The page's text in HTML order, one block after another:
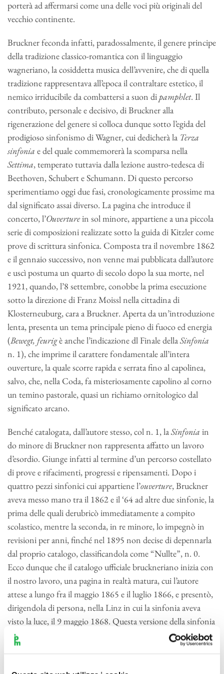
porterà ad affermarsi come una delle voci più originali del
vecchio continente.
Bruckner feconda infatti, paradossalmente, il genere principe
della tradizione classico-romantica con il linguaggio
wagneriano, la cosiddetta musica dell’avvenire, che di quella
tradizione rappresentava all’epoca il contraltare estetico, il
nemico irriducibile da combattersi a suon dipamphlet. Il
contributo, personale e decisivo, di Bruckner alla
rigenerazione del genere si colloca dunque sotto l’egida del
prodigioso sinfonismo di Wagner, cui dedicherà la Terza
sinfonia e del quale commemorerà la scomparsa nella
Settima, temperato tuttavia dalla lezione austro-tedesca di
Beethoven, Schubert e Schumann. Di questo percorso
sperimentiamo oggi due fasi, cronologicamente prossime ma
dal significato assai diverso. La pagina che introduce il
concerto, l’Ouverturein sol minore, appartiene a una piccola
serie di composizioni realizzate sotto la guida di Kitzler come
prove di scrittura sinfonica. Composta tra il novembre 1862
e il gennaio successivo, non venne mai pubblicata dall’autore
e uscì postuma un quarto di secolo dopo la sua morte, nel
1921, quando, l’8 settembre, conobbe la prima esecuzione
sotto la direzione di Franz Moissl nella cittadina di
Klosterneuburg, cara a Bruckner. Aperta da un’introduzione
lenta, presenta un tema principale pieno di fuoco ed energia
(Bewegt, feurigè anche l’indicazione dl Finale dellaSinfonia
n. 1), che imprime il carattere fondamentale all’intera
ouverture, la quale scorre rapida e serrata fino al capolinea,
salvo, che, nella Coda, fa misteriosamente capolino al corno
un temino pastorale, quasi un richiamo ornitologico dal
significato arcano.
Benché catalogata, dall’autore stesso, col n. 1, laSinfonia in
do minore di Bruckner non rappresenta affatto un lavoro
d’esordio. Giunge infatti al termine d’un percorso costellato
di prove e rifacimenti, progressi e ripensamenti. Dopo i
quattro pezzi sinfonici cui appartiene l’ouverture, Bruckner
aveva messo mano tra il 1862 e il ‘64 ad altre due sinfonie, la
prima delle quali derubricò immediatamente a compito
scolastico, mentre la seconda, in re minore, lo impegnò in
revisioni per anni, finché nel 1895 non decise di depennarla
dal proprio catalogo, classificandola come “Nullte”, n. 0.
Ecco dunque che il catalogo ufficiale bruckneriano inizia con
il nostro lavoro, una pagina in realtà matura, cui l’autore
attese a lungo fra il maggio 1865 e il luglio 1866, e presentò,
dirigendola di persona, nella Linz in cui la sinfonia aveva
visto la luce, il 9 maggio 1868. Questa versione della sinfonia
si chiama appunto “di Linz”, per distinguerla dalla versione
“di Vienna”, risultato d’una revisione, peraltro non radicale,